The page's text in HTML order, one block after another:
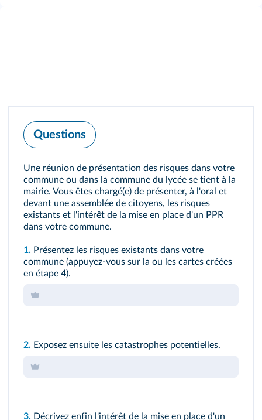
Questions
Une réunion de présentation des risques dans votre
commune ou dans la commune du lycée se tient à la
mairie. Vous êtes chargé(e) de présenter, à l'oral et
devant une assemblée de citoyens, les risques
existants et l'intérêt de la mise en place d'un PPR
dans votre commune.
1. Présentez les risques existants dans votre
commune (appuyez-vous sur la ou les cartes créées
en étape 4).
2. Exposez ensuite les catastrophes potentielles.
3. Décrivez enfin l'intérêt de la mise en place d'un